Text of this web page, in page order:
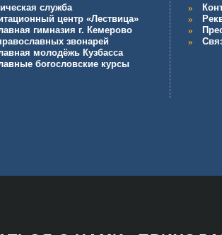
служба
центр «Лествица»
гимназия г. Кемерово
звонарей
молодёжь Кузбасса
богословские курсы